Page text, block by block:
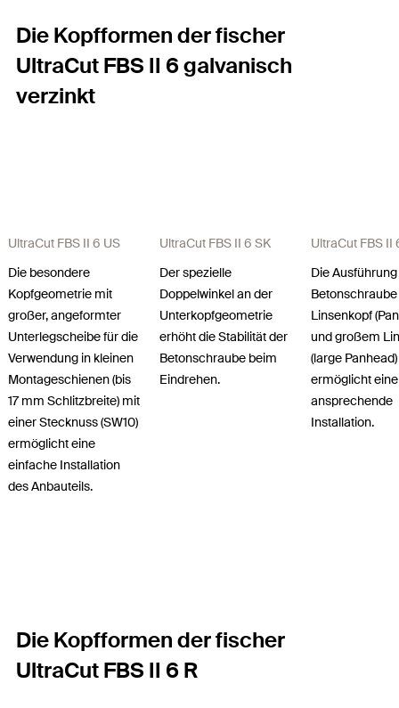
Die Kopfformen der fischer
UltraCut FBS II 6 galvanisch
verzinkt
UltraCut FBS II 6 US
Die besondere
Kopfgeometrie mit
großer, angeformter
Unterlegscheibe für die
Verwendung in kleinen
Montageschienen (bis
17 mm Schlitzbreite) mit
einer Stecknuss (SW10)
ermöglicht eine
einfache Installation
des Anbauteils.
UltraCut FBS II 6 SK
Der spezielle
Doppelwinkel an der
Unterkopfgeometrie
erhöht die Stabilität der
Betonschraube beim
Eindrehen.
UltraCut FBS II
Die
Linsenkopf
und großem
(large Panhead)
ermöglicht
ansprechende
Installation.
Die Kopfformen der fischer
UltraCut FBS II 6 R